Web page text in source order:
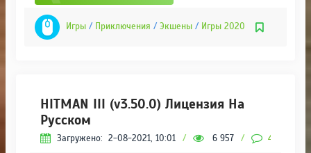
Игры / Приключения / Экшены / Игры 2020
HITMAN III (v3.50.0) Лицензия На
Русском
Загружено: 2-08-2021, 10:01 / 6 957 / 4